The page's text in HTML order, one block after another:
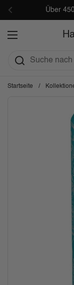
Zum Inhalt springen
Zurück
Über
Menü öffnen
Startseite /